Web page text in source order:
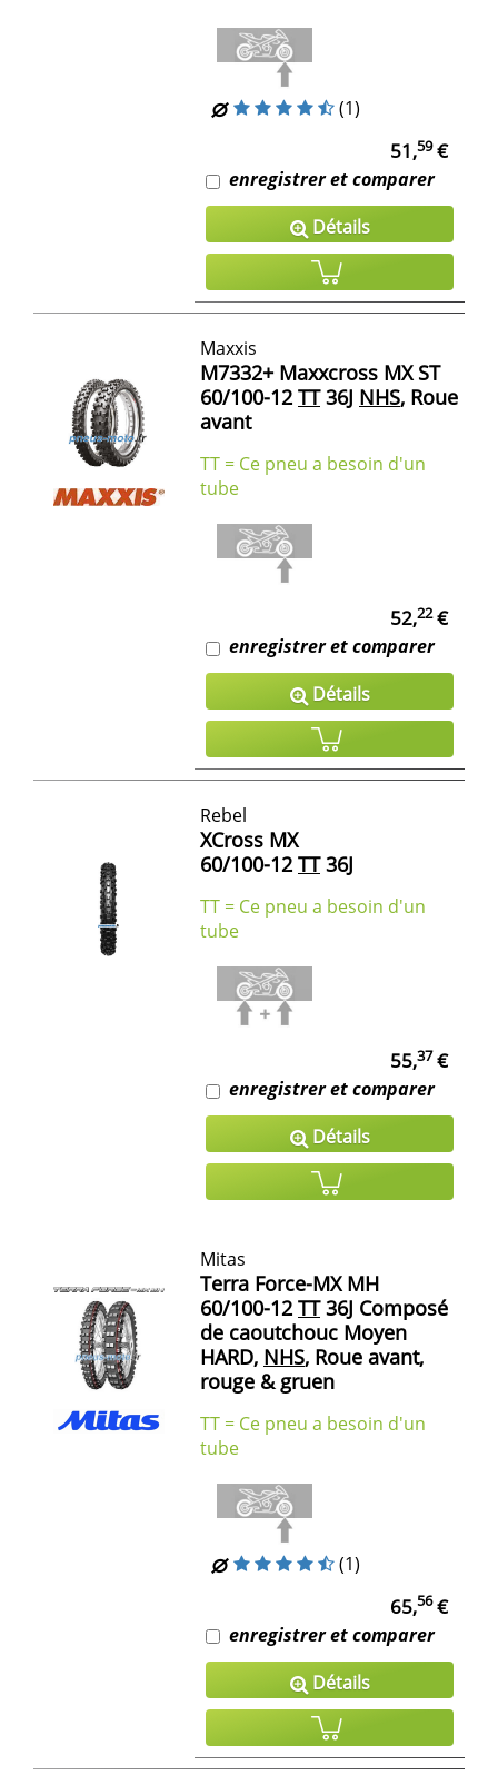
(1)
51,59€
enregistrer et comparer
Détails
Maxxis
M7332+ Maxxcross MX ST
60/100-12 TT36J NHS, Roue
avant
TT = Ce pneu a besoin d'un
tube
52,22€
enregistrer et comparer
Détails
Rebel
XCross MX
60/100-12 TT36J
TT = Ce pneu a besoin d'un
tube
55,37€
enregistrer et comparer
Détails
Mitas
Terra Force-MX MH
60/100-12 TT36J Composé
de caoutchouc Moyen
HARD, NHS, Roue avant,
rouge & gruen
TT = Ce pneu a besoin d'un
tube
(1)
65,56€
enregistrer et comparer
Détails